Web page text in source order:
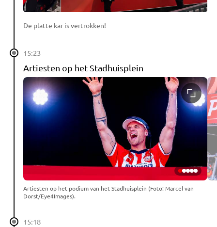
De platte kar is vertrokken!
15:23
Artiesten op het Stadhuisplein
Artiesten op het podium van het Stadhuisplein (Foto: Marcel van
Dorst/Eye4Images).
15:18